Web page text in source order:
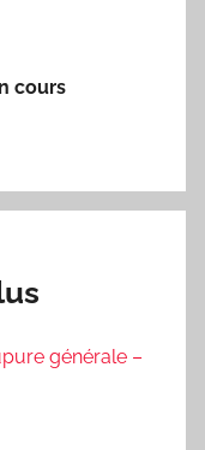
cours
générale –